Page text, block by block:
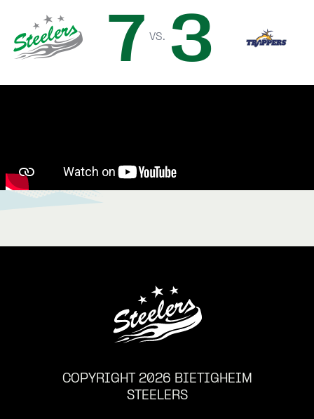
7 vs. 3
COPYRIGHT 2026 BIETIGHEIM
STEELERS